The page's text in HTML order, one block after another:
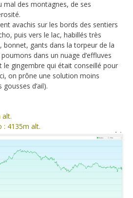
mal des montagnes, de ses
avachis sur les bords des sentiers
puis vers le lac, habillés très
bonnet, gants dans la torpeur de la
dans un nuage d’effluves
le gingembre qui était conseillé pour
on prône une solution moins
d’ail).
alt.
: 4135m alt.